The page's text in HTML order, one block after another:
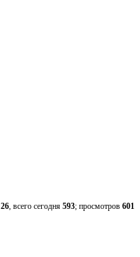
26, всего сегодня 593; просмотров 601